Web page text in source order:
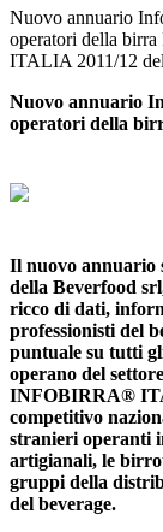
Nuovo annuario
operatori della
ITALIA 2011/12
Nuovo annuario
operatori della
Il nuovo annuario
della Beverfood
ricco di dati,
professionisti del
puntuale su tutti
operano del
INFOBIRRA®
competitivo
stranieri operanti
artigianali, le
gruppi della
del beverage.